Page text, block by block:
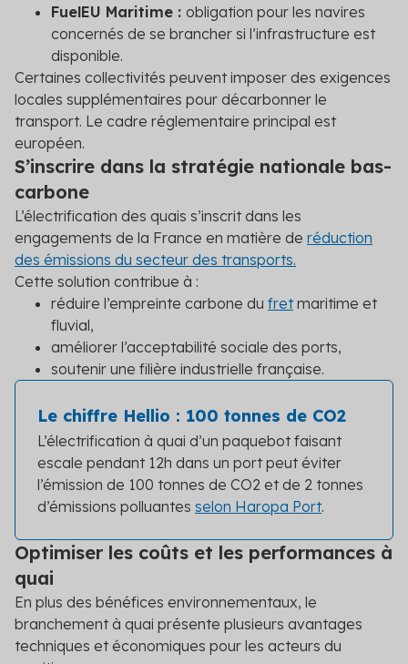
FuelEU Maritime : obligation pour les navires
concernés de se brancher si l’infrastructure est
disponible.
Certaines collectivités peuvent imposer des exigences
locales supplémentaires pour décarbonner le
transport. Le cadre réglementaire principal est
européen.
S’inscrire dans la stratégie nationale bas-
carbone
L’électrification des quais s’inscrit dans les
engagements de la France en matière de réduction
des émissions du secteur des transports.
Cette solution contribue à :
réduire l’empreinte carbone du fretmaritime et
fluvial,
améliorer l’acceptabilité sociale des ports,
soutenir une filière industrielle française.
Le chiffre Hellio : 100 tonnes de CO2
L’électrification à quai d’un paquebot faisant
escale pendant 12h dans un port peut éviter
l’émission de 100 tonnes de CO2 et de 2 tonnes
d’émissions polluantes selon Haropa Port.
Optimiser les coûts et les performances à
quai
En plus des bénéfices environnementaux, le
branchement à quai présente plusieurs avantages
techniques et économiques pour les acteurs du